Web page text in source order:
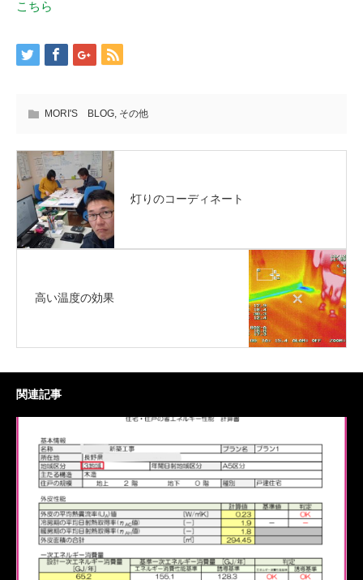
こちら
MORI'S BLOG, その他
灯りのコーディネート
高い温度の効果
関連記事